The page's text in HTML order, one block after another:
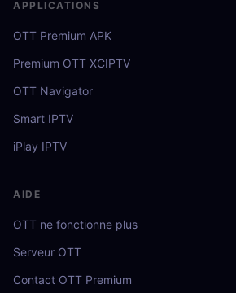
APPLICATIONS
OTT Premium APK
Premium OTT XCIPTV
OTT Navigator
Smart IPTV
iPlay IPTV
AIDE
OTT ne fonctionne plus
Serveur OTT
Contact OTT Premium